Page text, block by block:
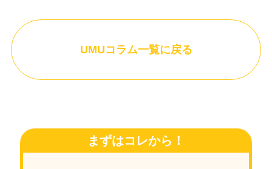
UMUコラム一覧に戻る
まずはコレから！